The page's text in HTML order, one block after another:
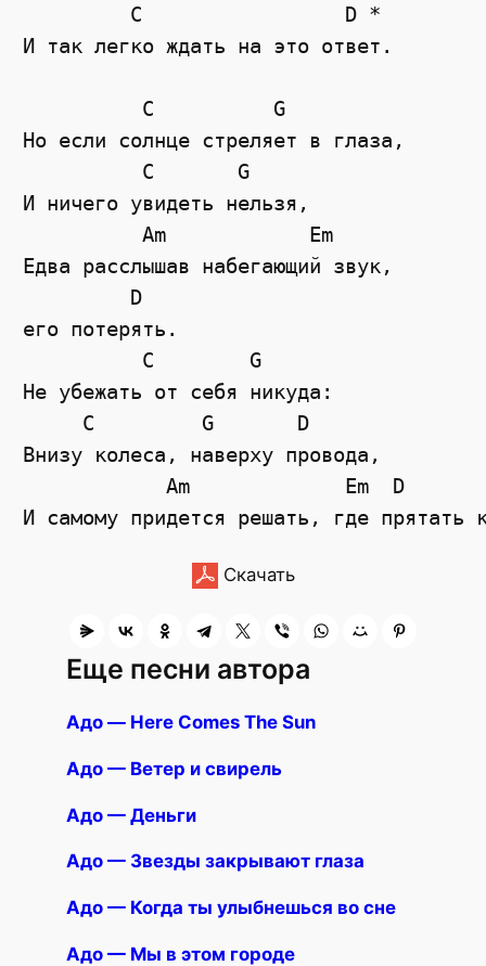
         C                 D *
И так легко ждать на это ответ.
          C          G
Но если солнце стреляет в глаза,
          C       G
И ничего увидеть нельзя,
          Am            Em
Едва расслышав набегающий звук,
         D
его потерять.
          C        G
Не убежать от себя никуда:
     C         G       D
Внизу колеса, наверху провода,
            Am             Em  D
Скачать
Еще песни автора
Адо — Here Comes The Sun
Адо — Ветер и свирель
Адо — Деньги
Адо — Звезды закрывают глаза
Адо — Когда ты улыбнешься во сне
Адо — Мы в этом городе